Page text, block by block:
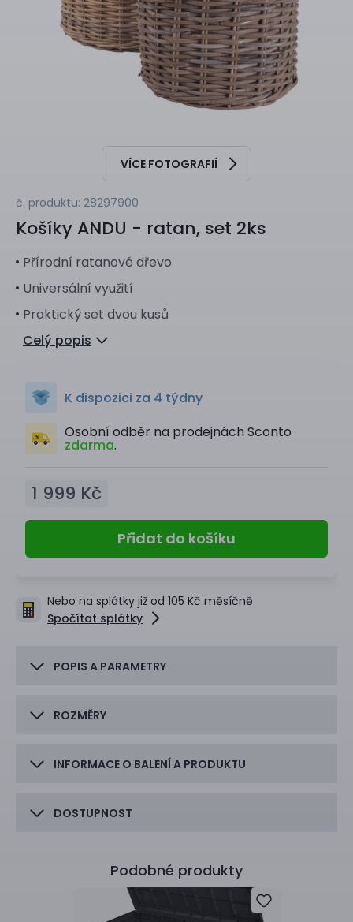
VÍCE FOTOGRAFIÍ
č. produktu: 28297900
Košíky ANDU - ratan, set 2ks
Přírodní ratanové dřevo
Universální využití
Praktický set dvou kusů
Celý popis
K dispozici za 4 týdny
Osobní odběr na prodejnách Sconto
zdarma.
1 999 Kč
Přidat do košíku
Nebo na splátky již od 105 Kč měsíčně
Spočítat splátky
POPIS A PARAMETRY
ROZMĚRY
INFORMACE O BALENÍ A PRODUKTU
DOSTUPNOST
Podobné produkty